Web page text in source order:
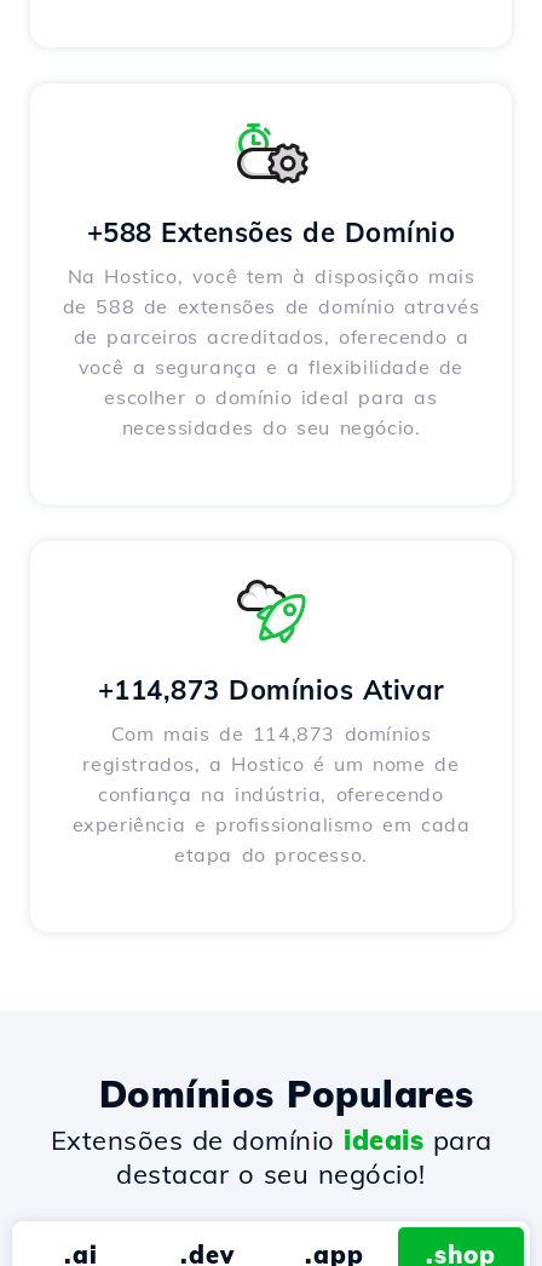
+588 Extensões de Domínio
Na Hostico, você tem à disposição mais
de 588 de extensões de domínio através
de parceiros acreditados, oferecendo a
você a segurança e a flexibilidade de
escolher o domínio ideal para as
necessidades do seu negócio.
+114,873 Domínios Ativar
Com mais de 114,873 domínios
registrados, a Hostico é um nome de
confiança na indústria, oferecendo
experiência e profissionalismo em cada
etapa do processo.
Domínios Populares
Extensões de domínio ideais para
destacar o seu negócio!
.ai .dev .app .shop